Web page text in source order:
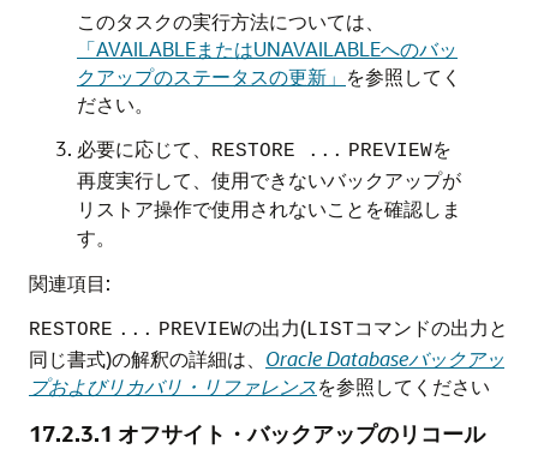
このタスクの実行方法については、
「AVAILABLEまたはUNAVAILABLEへのバッ
クアップのステータスの更新」 を参照してく
ださい。
必要に応じて、
RESTORE ... PREVIEWを
再度実行して、使用できないバックアップが
リストア操作で使用されないことを確認しま
す。
関連項目:
RESTORE ... PREVIEWの出力(LISTコマンドの出力と
同じ書式)の解釈の詳細は、 Oracle Databaseバックアッ
プおよびリカバリ・リファレンスを参照してください
17.2.3.1 オフサイト・バックアップのリコール